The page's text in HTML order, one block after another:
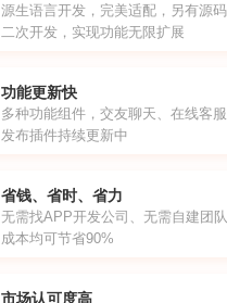
源生语言开发，完美适配，另有源
二次开发，实现功能无限扩展
功能更新快
多种功能组件，交友聊天、在线客
发布插件持续更新中
省钱、省时、省力
无需找APP开发公司、无需自建团
成本均可节省90%
市场认可度高